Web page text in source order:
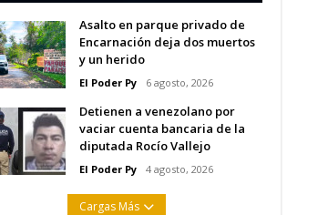
Asalto en parque privado de
Encarnación deja dos muertos
y un herido
El Poder Py 6 agosto, 2026
Detienen a venezolano por
vaciar cuenta bancaria de la
diputada Rocío Vallejo
El Poder Py 4 agosto, 2026
Cargas Más